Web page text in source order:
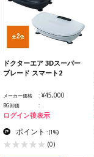
ドクターエア 3Dスーパー
ブレード スマート2
メーカー価格 ¥45,000
BG卸価
ログイン後表示
ポイント :(1%)
(0)